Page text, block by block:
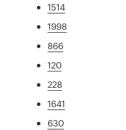
1514
1998
866
120
228
1641
630